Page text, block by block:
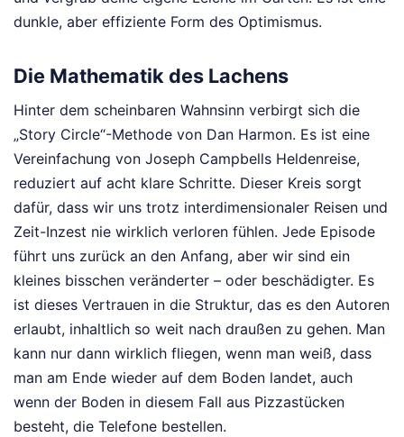
dunkle, aber effiziente Form des Optimismus.
Die Mathematik des Lachens
Hinter dem scheinbaren Wahnsinn verbirgt sich die
„Story Circle“-Methode von Dan Harmon. Es ist eine
Vereinfachung von Joseph Campbells Heldenreise,
reduziert auf acht klare Schritte. Dieser Kreis sorgt
dafür, dass wir uns trotz interdimensionaler Reisen und
Zeit-Inzest nie wirklich verloren fühlen. Jede Episode
führt uns zurück an den Anfang, aber wir sind ein
kleines bisschen veränderter – oder beschädigter. Es
ist dieses Vertrauen in die Struktur, das es den Autoren
erlaubt, inhaltlich so weit nach draußen zu gehen. Man
kann nur dann wirklich fliegen, wenn man weiß, dass
man am Ende wieder auf dem Boden landet, auch
wenn der Boden in diesem Fall aus Pizzastücken
besteht, die Telefone bestellen.